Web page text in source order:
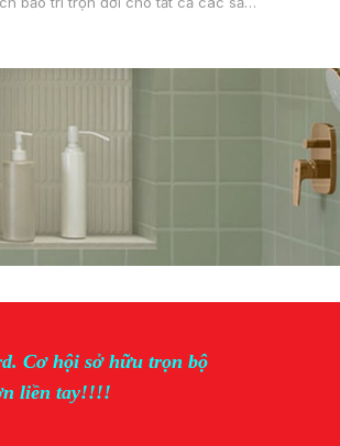
Cơ hội sở hữu trọn bộ
liền tay!!!!